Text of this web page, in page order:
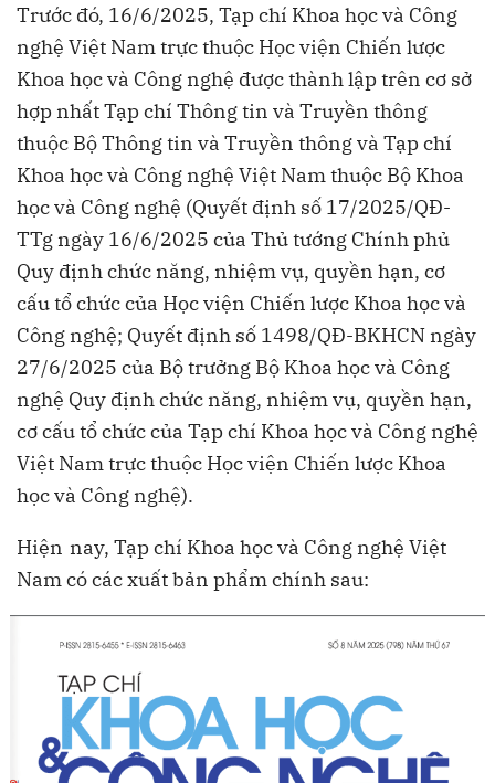
Trước đó, 16/6/2025, Tạp chí Khoa học và Công
nghệ Việt Nam trực thuộc Học viện Chiến lược
Khoa học và Công nghệ được thành lập trên cơ sở
hợp nhất Tạp chí Thông tin và Truyền thông
thuộc Bộ Thông tin và Truyền thông và Tạp chí
Khoa học và Công nghệ Việt Nam thuộc Bộ Khoa
học và Công nghệ (Quyết định số 17/2025/QĐ-
TTg ngày 16/6/2025 của Thủ tướng Chính phủ
Quy định chức năng, nhiệm vụ, quyền hạn, cơ
cấu tổ chức của Học viện Chiến lược Khoa học và
Công nghệ; Quyết định số 1498/QĐ-BKHCN ngày
27/6/2025 của Bộ trưởng Bộ Khoa học và Công
nghệ Quy định chức năng, nhiệm vụ, quyền hạn,
cơ cấu tổ chức của Tạp chí Khoa học và Công nghệ
Việt Nam trực thuộc Học viện Chiến lược Khoa
học và Công nghệ).
Hiện nay, Tạp chí Khoa học và Công nghệ Việt
Nam có các xuất bản phẩm chính sau: